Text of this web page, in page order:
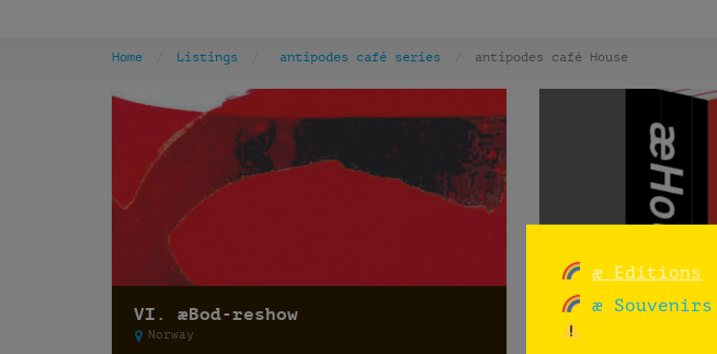
Home Listings antipodes café series antipodes café House
VI. æBod-reshow
Norway
æHouse in a box
Norway
æ Editions
æ Souvenirs